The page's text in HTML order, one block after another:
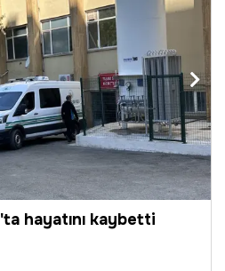
hayatını kaybetti